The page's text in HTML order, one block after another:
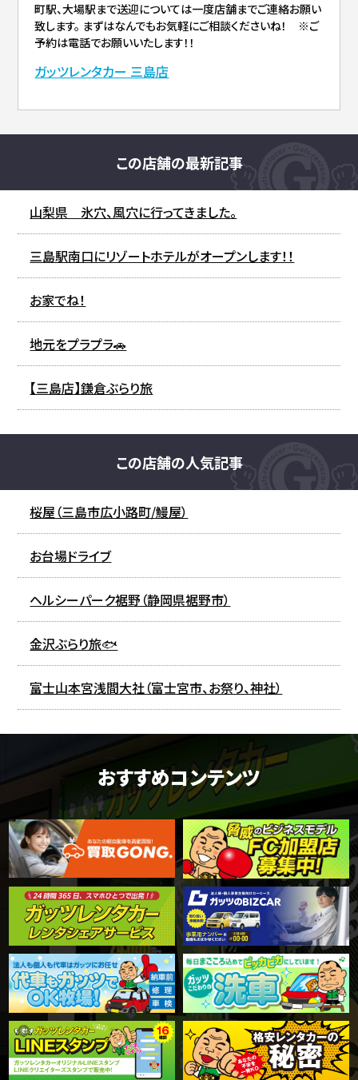
町駅、大場駅まで送迎については一度店舗までご連絡お願い
致します。 まずはなんでもお気軽にご相談くださいね！ ※ご
予約は電話でお願いいたします！！
ガッツレンタカー 三島店
この店舗の最新記事
山梨県 氷穴、風穴に行ってきました。
三島駅南口にリゾートホテルがオープンします！！
お家でね！
地元をプラプラ🚗
【三島店】鎌倉ぶらり旅
この店舗の人気記事
桜屋（三島市広小路町/鰻屋）
お台場ドライブ
ヘルシーパーク裾野（静岡県裾野市）
金沢ぶらり旅🐟
富士山本宮浅間大社（富士宮市、お祭り、神社）
おすすめコンテンツ